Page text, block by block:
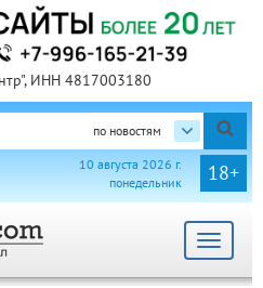
ИНН 4817003180
по новостям
18+
10 августа 2026 г.
понедельник
Toggle